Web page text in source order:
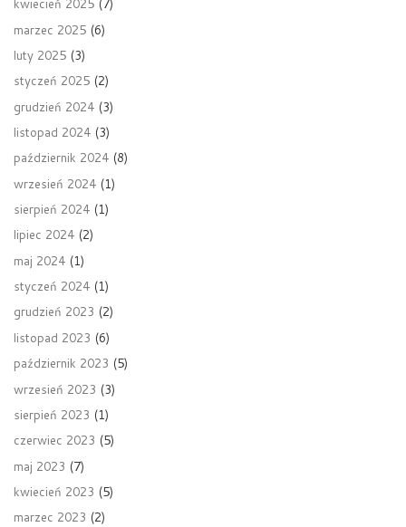
marzec 2025 (6)
luty 2025 (3)
styczeń 2025 (2)
grudzień 2024 (3)
listopad 2024 (3)
październik 2024 (8)
wrzesień 2024 (1)
sierpień 2024 (1)
lipiec 2024 (2)
maj 2024 (1)
styczeń 2024 (1)
grudzień 2023 (2)
listopad 2023 (6)
październik 2023 (5)
wrzesień 2023 (3)
sierpień 2023 (1)
czerwiec 2023 (5)
maj 2023 (7)
kwiecień 2023 (5)
marzec 2023 (2)